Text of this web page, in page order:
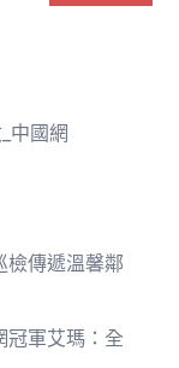
中國網
檢傳遞溫馨鄰
冠軍艾瑪：全